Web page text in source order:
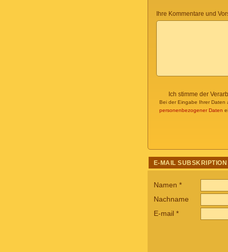
Ihre Kommentare und
Ich stimme der
Bei der Eingabe Ihrer Daten
personenbezogener Daten
E-MAIL SUBSKRIPTION
Namen *
Nachname
E-mail *